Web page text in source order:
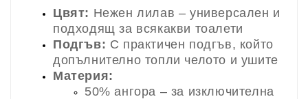
Цвят: Нежен лилав – универсален и
подходящ за всякакви тоалети
Подгъв: С практичен подгъв, който
допълнително топли челото и ушите
Материя:
50% ангора – за изключителна